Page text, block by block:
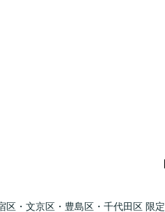
区・文京区・豊島区・千代田区 限定